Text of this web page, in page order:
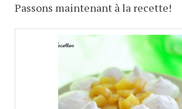
Passons maintenant à la recette!